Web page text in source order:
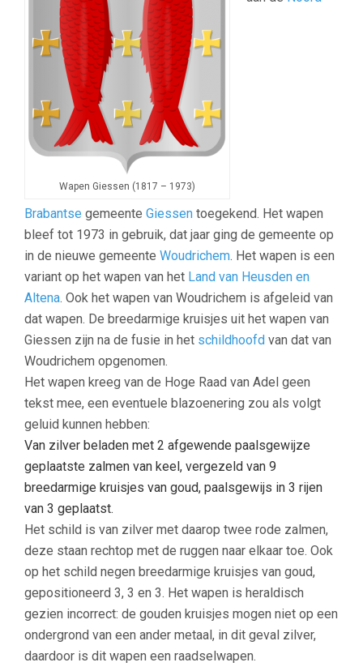
Wapen Giessen (1817 – 1973)
Brabantse gemeente Giessen toegekend. Het wapen
bleef tot 1973 in gebruik, dat jaar ging de gemeente op
in de nieuwe gemeente Woudrichem. Het wapen is een
variant op het wapen van het Land van Heusden en
Altena. Ook het wapen van Woudrichem is afgeleid van
dat wapen. De breedarmige kruisjes uit het wapen van
Giessen zijn na de fusie in het schildhoofd van dat van
Woudrichem opgenomen.
Het wapen kreeg van de Hoge Raad van Adel geen
tekst mee, een eventuele blazoenering zou als volgt
geluid kunnen hebben:
Van zilver beladen met 2 afgewende paalsgewijze
geplaatste zalmen van keel, vergezeld van 9
breedarmige kruisjes van goud, paalsgewijs in 3 rijen
van 3 geplaatst.
Het schild is van zilver met daarop twee rode zalmen,
deze staan rechtop met de ruggen naar elkaar toe. Ook
op het schild negen breedarmige kruisjes van goud,
gepositioneerd 3, 3 en 3. Het wapen is heraldisch
gezien incorrect: de gouden kruisjes mogen niet op een
ondergrond van een ander metaal, in dit geval zilver,
daardoor is dit wapen een raadselwapen.